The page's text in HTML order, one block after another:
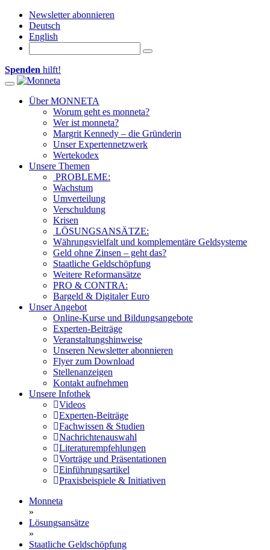
Newsletter abonnieren
Deutsch
English
Spenden hilft!
Toggle navigation
Über MONNETA
Worum geht es monneta?
Wer ist monneta?
Margrit Kennedy – die Gründerin
Unser Expertennetzwerk
Wertekodex
Unsere Themen
PROBLEME:
Wachstum
Umverteilung
Verschuldung
Krisen
LÖSUNGSANSÄTZE:
Währungsvielfalt und komplementäre Geldsysteme
Geld ohne Zinsen – geht das?
Staatliche Geldschöpfung
Weitere Reformansätze
PRO & CONTRA:
Bargeld & Digitaler Euro
Unser Angebot
Online-Kurse und Bildungsangebote
Experten-Beiträge
Veranstaltungshinweise
Unseren Newsletter abonnieren
Flyer zum Download
Stellenanzeigen
Kontakt aufnehmen
Unsere Infothek
Videos
Experten-Beiträge
Fachwissen & Studien
Nachrichtenauswahl
Literaturempfehlungen
Vorträge und Präsentationen
Einführungsartikel
Praxisbeispiele & Initiativen
Monneta
»
Lösungsansätze
»
Staatliche Geldschöpfung